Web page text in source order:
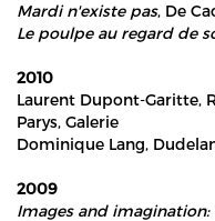
Mardi n'existe pas, De
Le poulpe au regard de
2010
Laurent Dupont-Garitte,
Parys, Galerie
Dominique Lang,
2009
Images and imagination: